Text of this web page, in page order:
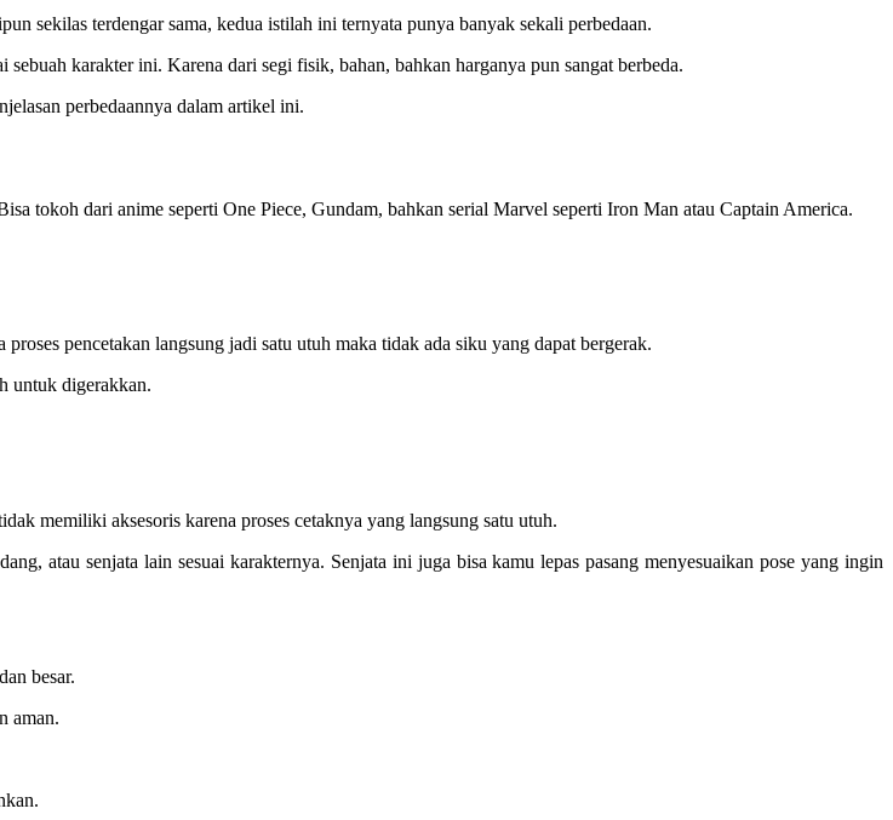
sekilas terdengar sama, kedua istilah ini ternyata punya banyak sekali perbedaan.
karakter ini. Karena dari segi fisik, bahan, bahkan harganya pun sangat berbeda.
perbedaannya dalam artikel ini.
tokoh dari anime seperti One Piece, Gundam, bahkan serial Marvel seperti Iron Man atau Captain America.
pencetakan langsung jadi satu utuh maka tidak ada siku yang dapat bergerak.
untuk digerakkan.
memiliki aksesoris karena proses cetaknya yang langsung satu utuh.
atau senjata lain sesuai karakternya. Senjata ini juga bisa kamu lepas pasang menyesuaikan pose yang ingin
besar.
aman.